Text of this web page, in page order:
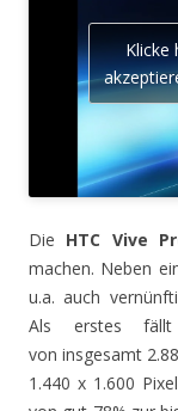
Klicke
Die HTC Vive
machen. Neben
u.a. auch
Als erstes
von insgesamt
1.440 x 1.600